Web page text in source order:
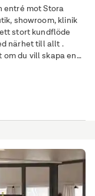
entré mot Stora
showroom, klinik
stort kundflöde
närhet till allt .
du vill skapa en
strategiskt läge